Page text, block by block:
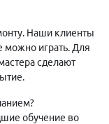
Наши клиенты
можно играть. Для
сделают
обучение во